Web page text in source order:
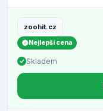
zoohit.cz
Nejlepší cena
Skladem